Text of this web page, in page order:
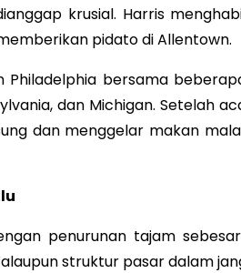
krusial. Harris
pidato di Allentown.
bersama
dan Michigan. Setelah
dan menggelar makan
penurunan tajam
struktur pasar dalam